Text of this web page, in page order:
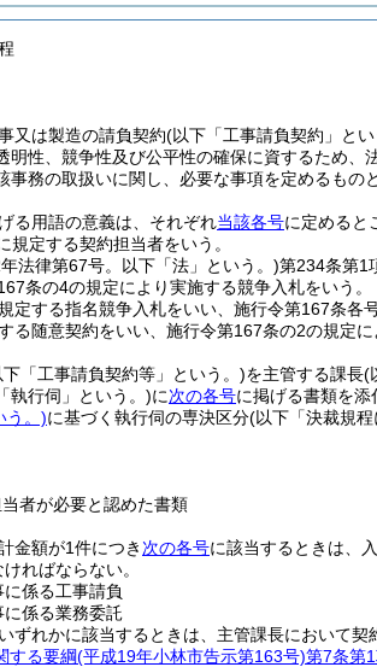
又は製造の請負契約(以下「工事請負契約」と
明性、競争性及び公平性の確保に資するため、
事務の取扱いに関し、必要な事項を定めるものと
る用語の意義は、それぞれ当該各号に定めると
規定する契約担当者をいう。
法律第67号。以下「法」という。)第234条第1
条の4の規定により実施する競争入札をいう。
する指名競争入札をいい、施行令第167条各
随意契約をいい、施行令第167条の2の規定に
「工事請負契約等」という。)を主管する課長(
執行伺」という。)に次の各号に掲げる書類を添
う。)に基づく執行伺の専決区分(以下「決裁規
者が必要と認めた書類
金額が1件につき 次の各号に該当するときは、
ればならない。
係る工事請負
係る業務委託
ずれかに該当するときは、主管課長において契
する要綱(平成19年小林市告示第163号)第7条第